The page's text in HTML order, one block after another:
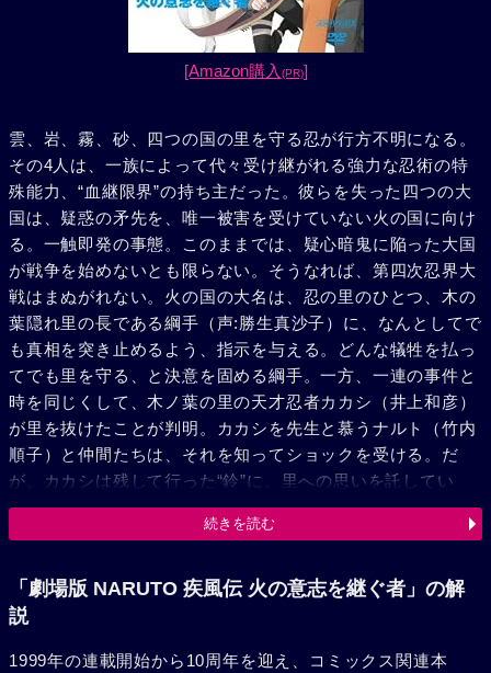
[Amazon購入 (PR)]
雲、岩、霧、砂、四つの国の里を守る忍が行方不明になる。
その4人は、一族によって代々受け継がれる強力な忍術の特
殊能力、“血継限界”の持ち主だった。彼らを失った四つの大
国は、疑惑の矛先を、唯一被害を受けていない火の国に向け
る。一触即発の事態。このままでは、疑心暗鬼に陥った大国
が戦争を始めないとも限らない。そうなれば、第四次忍界大
戦はまぬがれない。火の国の大名は、忍の里のひとつ、木の
葉隠れ里の長である綱手（声:勝生真沙子）に、なんとしてで
も真相を突き止めるよう、指示を与える。どんな犠牲を払っ
てでも里を守る、と決意を固める綱手。一方、一連の事件と
時を同じくして、木ノ葉の里の天才忍者カカシ（井上和彦）
が里を抜けたことが判明。カカシを先生と慕うナルト（竹内
順子）と仲間たちは、それを知ってショックを受ける。だ
が、カカシは残して行った“鈴”に、里への思いを託してい
た。忍がせめぎあうこの世界は、五つの大国が攻撃に備える
ことで平和が保たれていた。今、その“かりそめの平和”が、
危機を切り抜けることが出来るのか……？
続きを読む
「劇場版 NARUTO 疾風伝 火の意志を継ぐ者」の解
説
1999年の連載開始から10周年を迎え、コミックス関連本